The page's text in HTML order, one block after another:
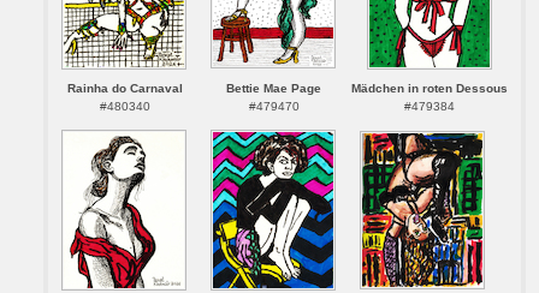
Rainha do Carnaval
#480340
Bettie Mae Page
#479470
Mädchen in roten Dessous
#479384